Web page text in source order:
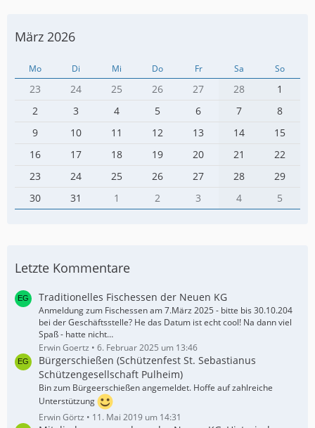
März 2026
Mo Di Mi Do Fr Sa So
23 24 25 26 27 28
1
2
3 4 5 6 7
8
9
10 11 12 13 14
15
16
17 18 19 20 21
22
23
24 25 26 27 28
29
30
31 1 2 3 4 5
Letzte Kommentare
Traditionelles Fischessen der Neuen KG
Anmeldung zum Fischessen am 7.März 2025 - bitte bis 30.10.204
bei der Geschäftsstelle? He das Datum ist echt cool! Na dann viel
Spaß - hatte nicht…
Erwin Goertz
6. Februar 2025 um 13:46
Bürgerschießen (Schützenfest St. Sebastianus
Schützengesellschaft Pulheim)
Bin zum Bürgeerschießen angemeldet. Hoffe auf zahlreiche
Unterstützung
Erwin Görtz
11. Mai 2019 um 14:31